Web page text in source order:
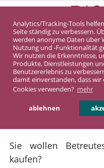
Analytics/Tracking-Tools
Seite ständig zu verbessern.
werden anonyme Daten über
Nutzung und -Funktionalität
Wir nutzen die Erkenntnisse,
Produkte, Dienstleistungen
Benutzererlebnis zu
damit einverstanden, dass wir
Cookies verwenden? mehr
ablehnen
Betreutes
DASINVEST Service
Betreutes
Betreutes
Sie wollen
kaufen?